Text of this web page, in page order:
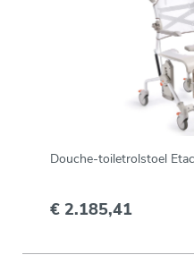
Douche-toiletrolstoel
€ 2.185,41